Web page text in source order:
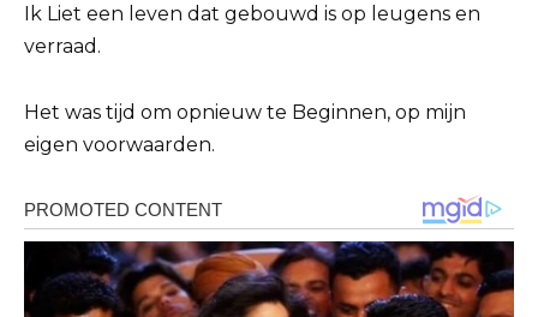
Ik Liet een leven dat gebouwd is op leugens en
verraad.
Het was tijd om opnieuw te Beginnen, op mijn
eigen voorwaarden.